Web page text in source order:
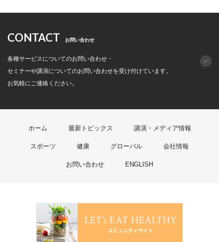
CONTACT お問い合わせ
各種サービスについてのお問い合わせ・
セミナーや講演についてのお問い合わせを受け付けています。
お気軽にご連絡ください。
ホーム 最新トピックス 講演・メディア情報
スポーツ 健康 グローバル 会社情報
お問い合わせ ENGLISH